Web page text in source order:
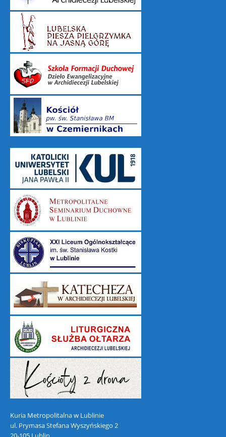
Kuria Metropolitalna w Lublinie
ul. Prymasa Stefana Wyszyńskiego 2